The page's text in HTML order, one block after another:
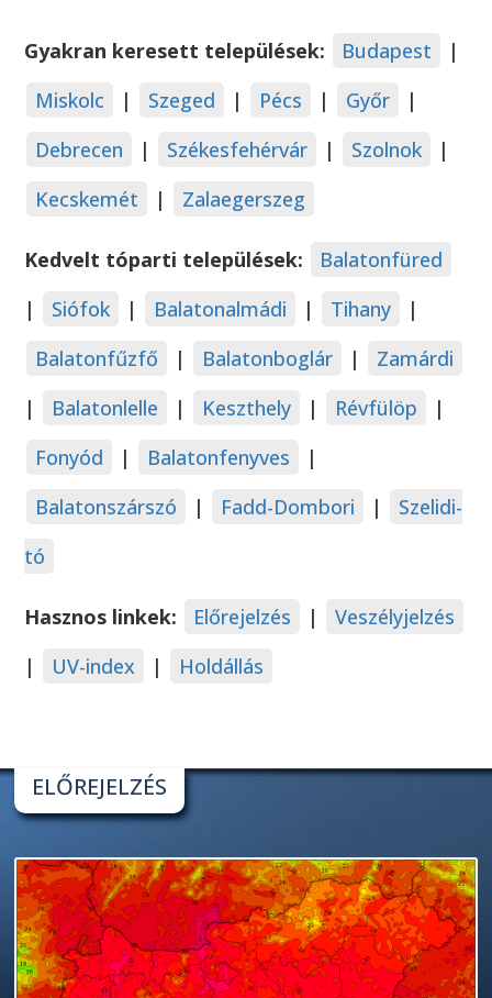
Gyakran keresett települések: Budapest
|
Miskolc
| Szeged | Pécs | Győr
|
Debrecen
| Székesfehérvár | Szolnok
|
Kecskemét
| Zalaegerszeg
Kedvelt tóparti települések:
Balatonfüred
|
Siófok | Balatonalmádi | Tihany
|
Balatonfűzfő
| Balatonboglár |
Zamárdi
|
Balatonlelle | Keszthely | Révfülöp
|
Fonyód
| Balatonfenyves
|
Balatonszárszó
| Fadd-Dombori |
Szelidi-
tó
Hasznos linkek: Előrejelzés |
Veszélyjelzés
|
UV-index | Holdállás
ELŐREJELZÉS